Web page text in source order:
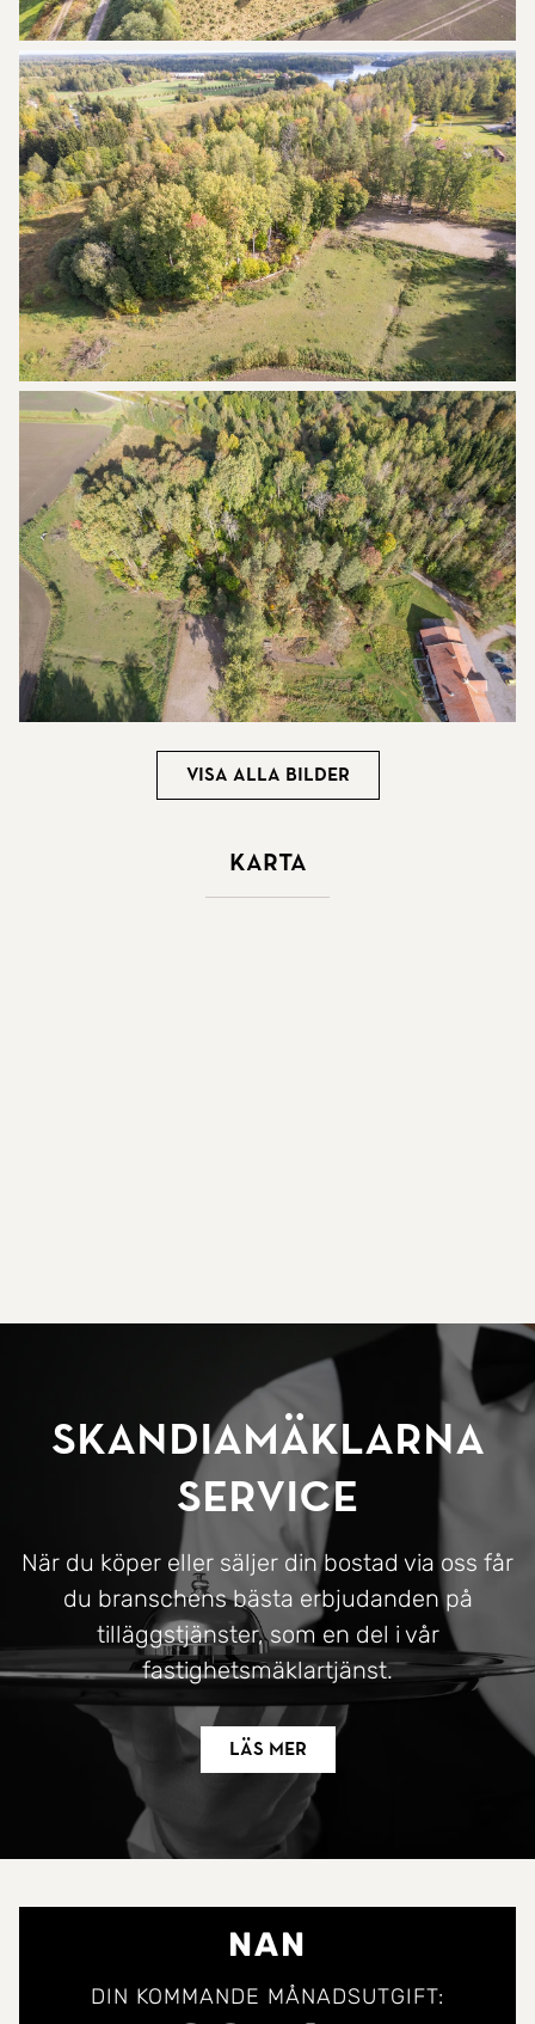
Visa alla bilder
Karta
SkandiaMäklarna
Service
När du köper eller säljer din bostad via oss får
du branschens bästa erbjudanden på
tilläggstjänster, som en del i vår
fastighetsmäklartjänst.
Läs mer